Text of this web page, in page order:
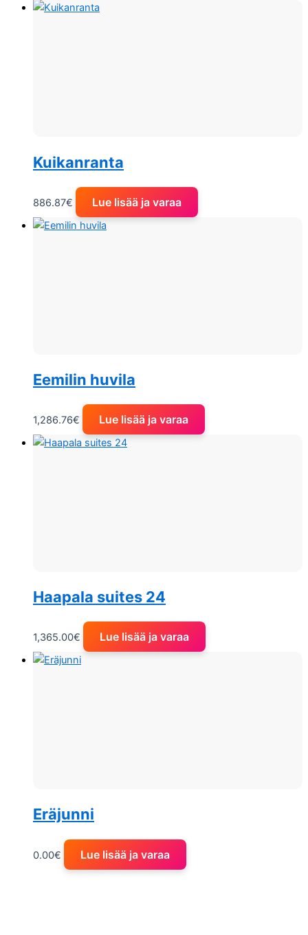
Kuikanranta
886.87€ Lue lisää ja varaa
Eemilin huvila
1,286.76€ Lue lisää ja varaa
Haapala suites 24
1,365.00€ Lue lisää ja varaa
Eräjunni
0.00€ Lue lisää ja varaa